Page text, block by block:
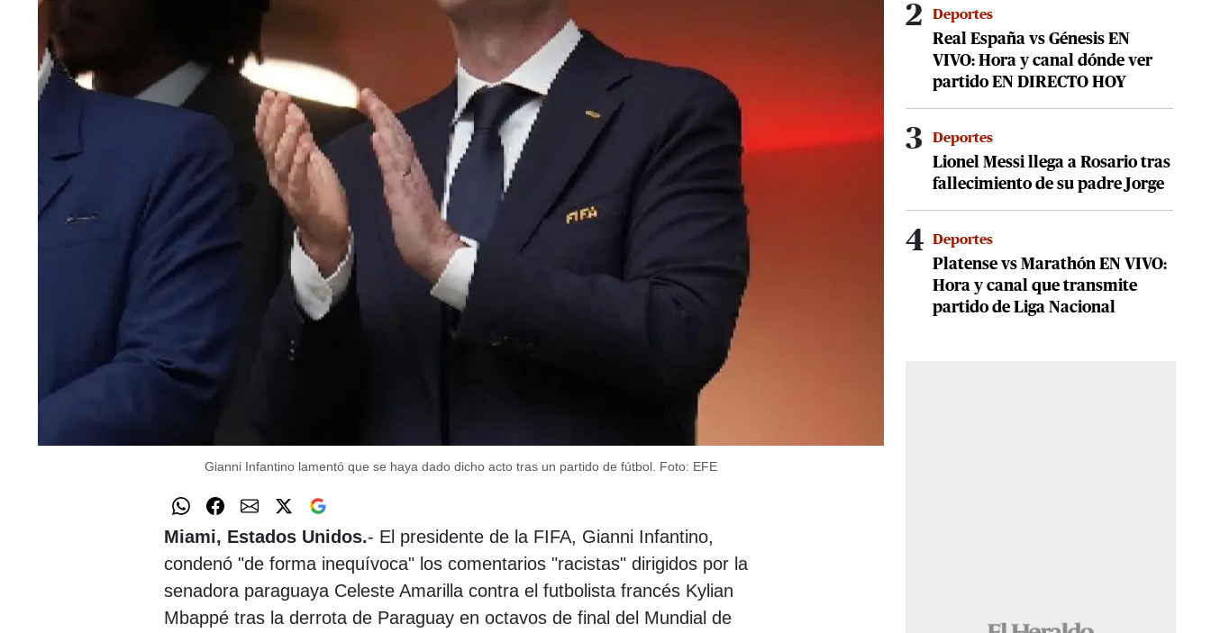
Gianni Infantino lamentó que se haya dado dicho acto tras un partido de fútbol. Foto: EFE
Miami, Estados Unidos.- El presidente de la FIFA, Gianni Infantino,
condenó "de forma inequívoca" los comentarios "racistas" dirigidos por la
senadora paraguaya Celeste Amarilla contra el futbolista francés Kylian
Mbappé tras la derrota de Paraguay en octavos de final del Mundial de
2 Deportes
Real España vs Génesis EN
VIVO: Hora y canal dónde ver
partido EN DIRECTO HOY
3 Deportes
Lionel Messi llega a Rosario tras
fallecimiento de su padre Jorge
4 Deportes
Platense vs Marathón EN VIVO:
Hora y canal que transmite
partido de Liga Nacional